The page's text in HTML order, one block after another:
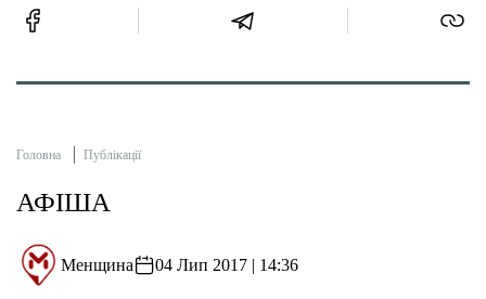
Головна Публікації
АФІША
Менщина 04 Лип 2017 | 14:36